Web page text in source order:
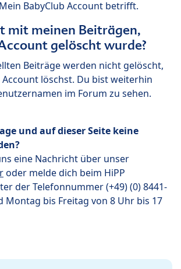
BabyClub Account betrifft.
mit meinen Beiträgen,
gelöscht wurde?
Beiträge werden nicht gelöscht,
löschst. Du bist weiterhin
im Forum zu sehen.
und auf dieser Seite keine
eine Nachricht über unser
oder melde dich beim HiPP
der Telefonnummer (+49) (0) 8441-
Montag bis Freitag von 8 Uhr bis 17